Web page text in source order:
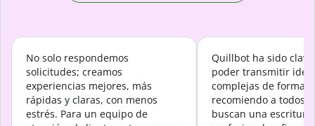
No solo respondemos
solicitudes; creamos
experiencias mejores, más
rápidas y claras, con menos
estrés. Para un equipo de
Quillbot ha sido
poder transmitir
complejas de forma
recomiendo a todos
buscan una escritura